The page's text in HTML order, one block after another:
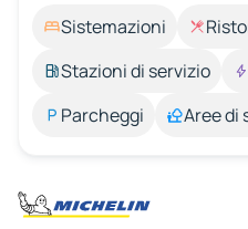
Sistemazioni
Stazioni di servizio
Parcheggi
Aree di